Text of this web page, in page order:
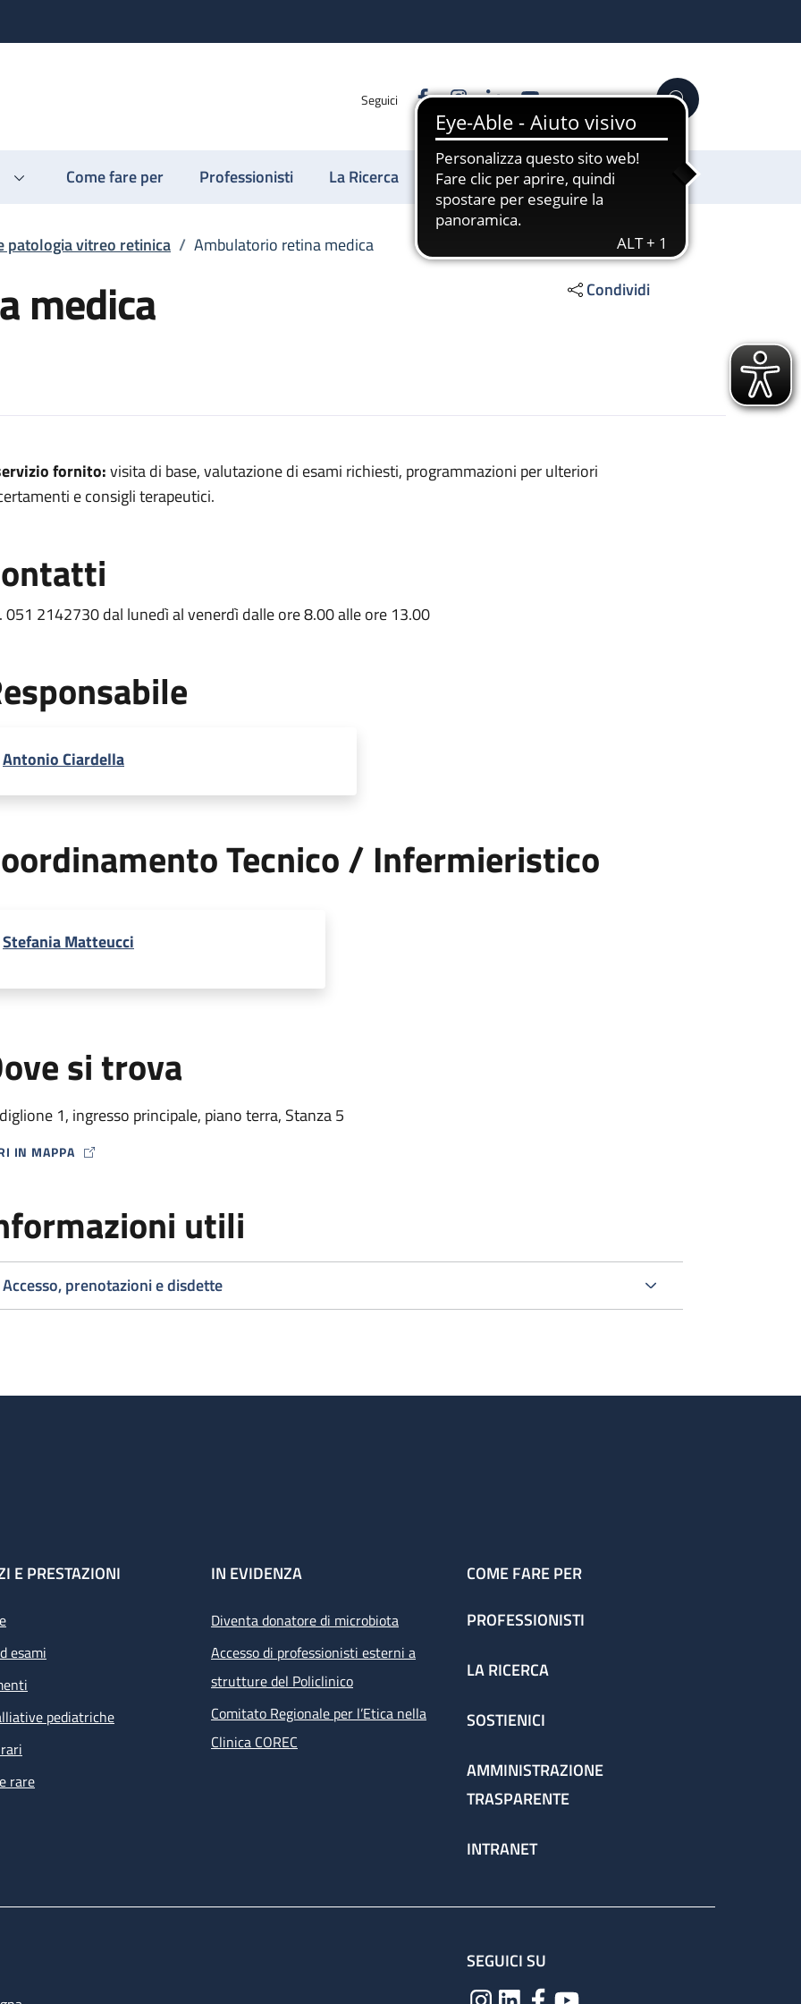
Seguici FacebookInstagram
LinkedinYouTube Cerca
Come fare per Professionisti La Ricerca Sostienici
patologia vitreo retinica / Ambulatorio retina medica
medica Condividi
medica
fornito:visita di base, valutazione di esami richiesti, programmazioni per ulteriori
e consigli terapeutici.
051 2142730 dal lunedì al venerdì dalle ore 8.00 alle ore 13.00
Antonio Ciardella
Tecnico / Infermieristico
Stefania Matteucci
si trova
1, ingresso principale, piano terra, Stanza 5
IN MAPPA
ICON
utili
Accesso, prenotazioni e disdette
E PRESTAZIONI
esami
pediatriche
rare
IN EVIDENZA
Diventa donatore di microbiota
Accesso di professionisti esterni a
strutture del Policlinico
Comitato Regionale per l’Etica nella
Clinica COREC
COME FARE PER
PROFESSIONISTI
LA RICERCA
SOSTIENICI
AMMINISTRAZIONE
TRASPARENTE
INTRANET
SEGUICI SU